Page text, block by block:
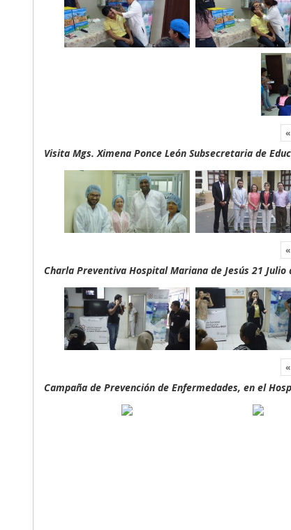
«
Visita Mgs. Ximena Ponce León Subsecretaria de
«
Charla Preventiva Hospital Mariana de Jesús 21 Julio
«
Campaña de Prevención de Enfermedades, en el